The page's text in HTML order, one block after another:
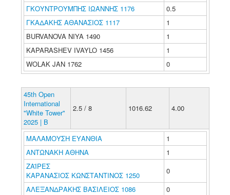
ΓΚΟΥΝΤΡΟΥΜΠΗΣ ΙΩΑΝΝΗΣ 1176
0.5
ΓΚΑΔΑΚΗΣ ΑΘΑΝΑΣΙΟΣ 1117
1
BURVANOVA NIYA 1490
1
KAPARASHEV IVAYLO 1456
1
WOLAK JAN 1762
0
45th Open
International
"White Tower"
2025 | B
2.5 / 8 1016.62 4.00
ΜΑΛΑΜΟΥΣΗ ΕΥΑΝΘΙΑ
1
ΑΝΤΩΝΑΚΗ ΑΘΗΝΑ
1
ΖΑΪΡΕΣ
ΚΑΡΑΝΑΣΙΟΣ ΚΩΝΣΤΑΝΤΙΝΟΣ 1250
0
ΑΛΕΞΑΝΔΡΑΚΗΣ ΒΑΣΙΛΕΙΟΣ 1086
0